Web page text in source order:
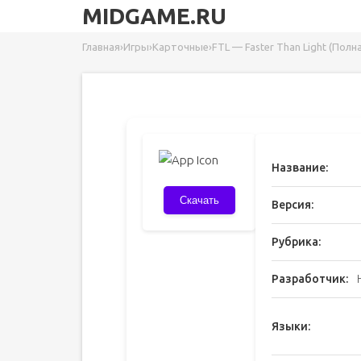
MIDGAME.RU
Главная›Игры›Карточные›FTL — Faster Than Light
Скачать
Название:
Версия:
Рубрика:
Разработчик:
Языки: